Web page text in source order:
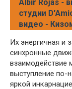
Albir Rojas -
студии
видео -
Их энергичная и
синхронные
взаимодействие
выступление по-
яркой